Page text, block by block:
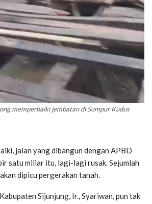
memperbaiki jembatan di Sumpur Kudus
jalan yang dibangun dengan APBD
satu miliar itu, lagi-lagi rusak. Sejumlah
dipicu pergerakan tanah.
Sijunjung, Ir., Syariwan, pun tak